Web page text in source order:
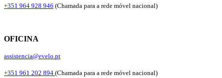
+351 964 928 946 (Chamada para a rede móvel nacional)
OFICINA
assistencia@evelo.pt
+351 961 202 894 (Chamada para a rede móvel nacional)